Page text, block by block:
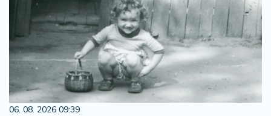
06. 08. 2026 09:39